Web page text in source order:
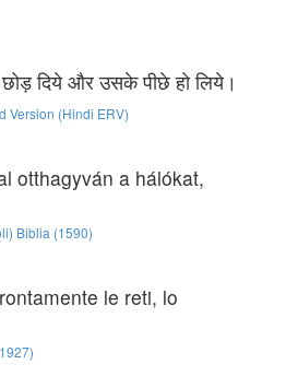
दिये और उसके पीछे हो लिये।
Version (Hindi ERV)
otthagyván a hálókat,
Biblia (1590)
le reti, lo